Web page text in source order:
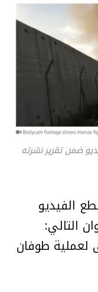
ضمن تقرير نشرته
الفيديو
بالعنوان التالي:
لعملية طوفان